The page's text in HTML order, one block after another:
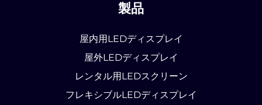
製品
屋内用LEDディスプレイ
屋外LEDディスプレイ
レンタル用LEDスクリーン
フレキシブルLEDディスプレイ